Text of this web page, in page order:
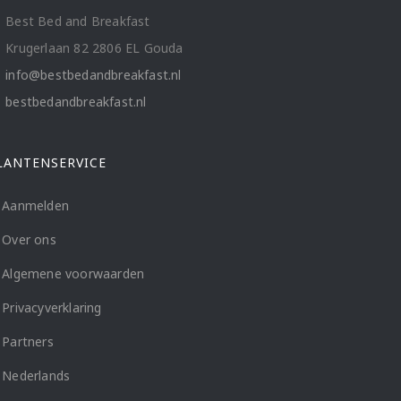
Best Bed and Breakfast
Krugerlaan 82 2806 EL Gouda
info@bestbedandbreakfast.nl
bestbedandbreakfast.nl
Aanmelden
Over ons
Algemene voorwaarden
Privacyverklaring
Partners
Nederlands